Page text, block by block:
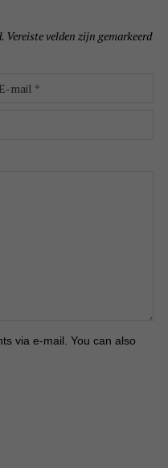
Vereiste velden zijn gemarkeerd
via e-mail. You can also